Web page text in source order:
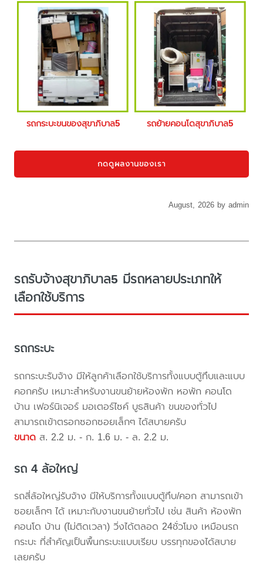
รถกระบะขนของสุขาภิบาล5 รถย้ายคอนโดสุขาภิบาล5
กดดูผลงานของเรา
August, 2026 by admin
รถรับจ้างสุขาภิบาล5 มีรถหลายประเภทให้
เลือกใช้บริการ
รถกระบะ
รถกระบะรับจ้าง มีให้ลูกค้าเลือกใช้บริการทั้งแบบตู้ทึบและแบบ
คอกครับ เหมาะสำหรับงานขนย้ายห้องพัก หอพัก คอนโด
บ้าน เฟอร์นิเจอร์ มอเตอร์ไซค์ บูธสินค้า ขนของทั่วไป
สามารถเข้าตรอกซอกซอยเล็กๆ ได้สบายครับ
ขนาด ส. 2.2 ม. - ก. 1.6 ม. - ล. 2.2 ม.
รถ 4 ล้อใหญ่
รถสี่ล้อใหญ่รับจ้าง มีให้บริการทั้งแบบตู้ทึบ/คอก สามารถเข้า
ซอยเล็กๆ ได้ เหมาะกับงานขนย้ายทั่วไป เช่น สินค้า ห้องพัก
คอนโด บ้าน (ไม่ติดเวลา) วิ่งได้ตลอด 24ชั่วโมง เหมือนรถ
กระบะ ที่สำคัญเป็นพื้นกระบะแบบเรียบ บรรทุกของได้สบาย
เลยครับ